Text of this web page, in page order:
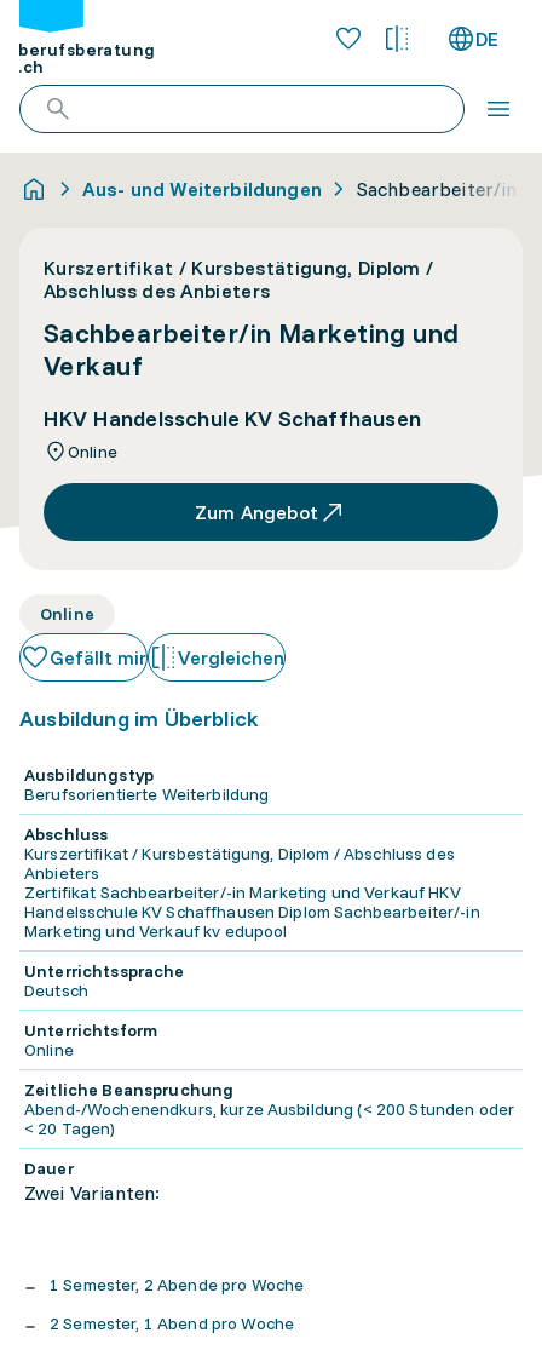
berufsberatung
.ch
DE
Aus- und Weiterbildungen Sachbearbeiter/in
Kurszertifikat / Kursbestätigung, Diplom /
Abschluss des Anbieters
Sachbearbeiter/in Marketing und
Verkauf
HKV Handelsschule KV Schaffhausen
Online
Zum Angebot
Online
Gefällt mir Vergleichen
Ausbildung im Überblick
Ausbildungstyp
Berufsorientierte Weiterbildung
Abschluss
Kurszertifikat / Kursbestätigung, Diplom / Abschluss des
Anbieters
Zertifikat Sachbearbeiter/-in Marketing und Verkauf HKV
Handelsschule KV Schaffhausen Diplom Sachbearbeiter/-in
Marketing und Verkauf kv edupool
Unterrichtssprache
Deutsch
Unterrichtsform
Online
Zeitliche Beanspruchung
Abend-/Wochenendkurs, kurze Ausbildung (< 200 Stunden oder
< 20 Tagen)
Dauer
Zwei Varianten:
1 Semester, 2 Abende pro Woche
2 Semester, 1 Abend pro Woche